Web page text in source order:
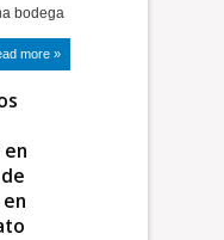
bodega
more »